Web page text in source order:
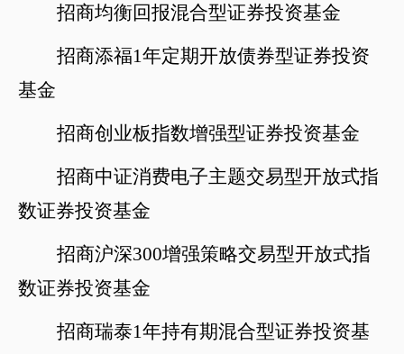
招商均衡回报混合型证券投资基金
招商添福1年定期开放债券型证券投资
基金
招商创业板指数增强型证券投资基金
招商中证消费电子主题交易型开放式指
数证券投资基金
招商沪深300增强策略交易型开放式指
数证券投资基金
招商瑞泰1年持有期混合型证券投资基